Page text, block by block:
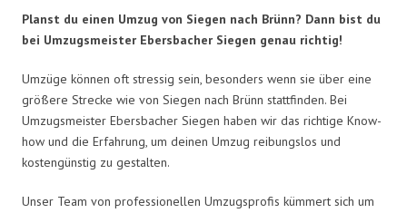
Planst du einen Umzug von Siegen nach Brünn? Dann bist du
bei Umzugsmeister Ebersbacher Siegen genau richtig!
Umzüge können oft stressig sein, besonders wenn sie über eine
größere Strecke wie von Siegen nach Brünn stattfinden. Bei
Umzugsmeister Ebersbacher Siegen haben wir das richtige Know-
how und die Erfahrung, um deinen Umzug reibungslos und
kostengünstig zu gestalten.
Unser Team von professionellen Umzugsprofis kümmert sich um